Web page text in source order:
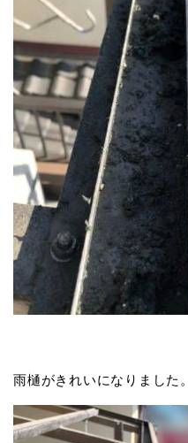
雨樋がきれいになりました。